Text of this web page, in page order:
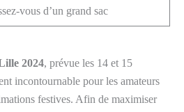
vous d’un grand sac
2024, prévue les 14 et 15
incontournable pour les amateurs
festives. Afin de maximiser